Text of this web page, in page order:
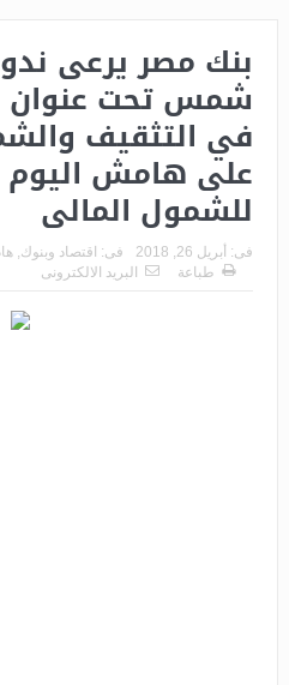
بنك مصر يرعى
شمس تحت عنوان
في التثقيف
على هامش اليوم
للشمول المالى
فى: أبريل 26, 2018 فى: اقتصاد وبنوك,
طباعة
البريد الالكترونى